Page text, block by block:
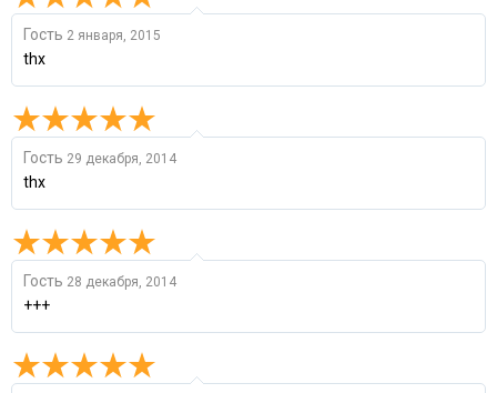
Гость 2 января, 2015
thx
Гость 29 декабря, 2014
thx
Гость 28 декабря, 2014
+++